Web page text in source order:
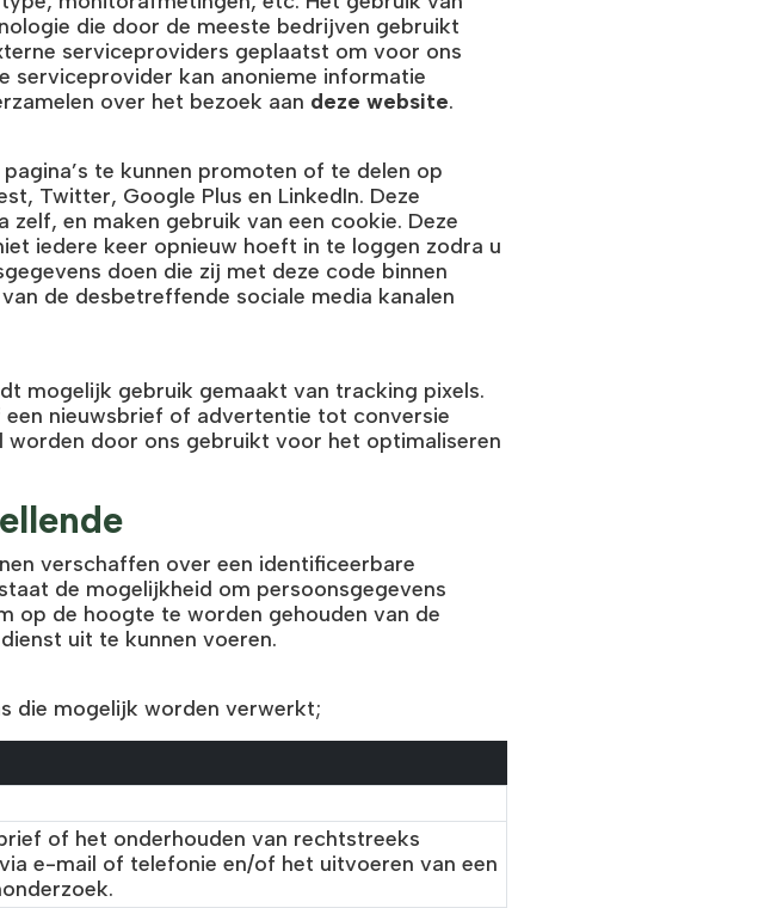
die door de meeste bedrijven gebruikt
serviceproviders geplaatst om voor ons
serviceprovider kan anonieme informatie
over het bezoek aan deze website.
te kunnen promoten of te delen op
Twitter, Google Plus en LinkedIn. Deze
en maken gebruik van een cookie. Deze
iedere keer opnieuw hoeft in te loggen zodra u
doen die zij met deze code binnen
de desbetreffende sociale media kanalen
mogelijk gebruik gemaakt van tracking pixels.
nieuwsbrief of advertentie tot conversie
door ons gebruikt voor het optimaliseren
verschaffen over een identificeerbare
de mogelijkheid om persoonsgegevens
op de hoogte te worden gehouden van de
uit te kunnen voeren.
die mogelijk worden verwerkt;
of het onderhouden van rechtstreeks
e-mail of telefonie en/of het uitvoeren van een